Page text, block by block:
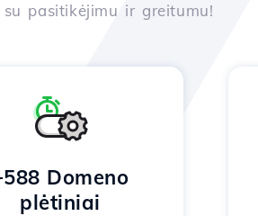
pasitikėjimu ir greitumu!
Domeno
plėtiniai